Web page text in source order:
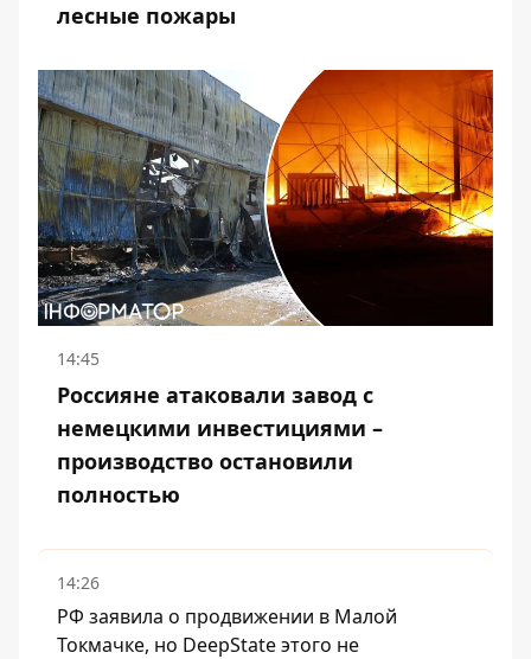
лесные пожары
14:45
Россияне атаковали завод с
немецкими инвестициями –
производство остановили
полностью
14:26
РФ заявила о продвижении в Малой
Токмачке, но DeepState этого не